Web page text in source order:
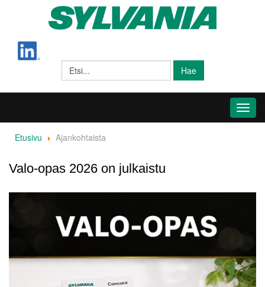
Hae
Etusivu
Ajankohtaista
Valo-opas 2026 on julkaistu